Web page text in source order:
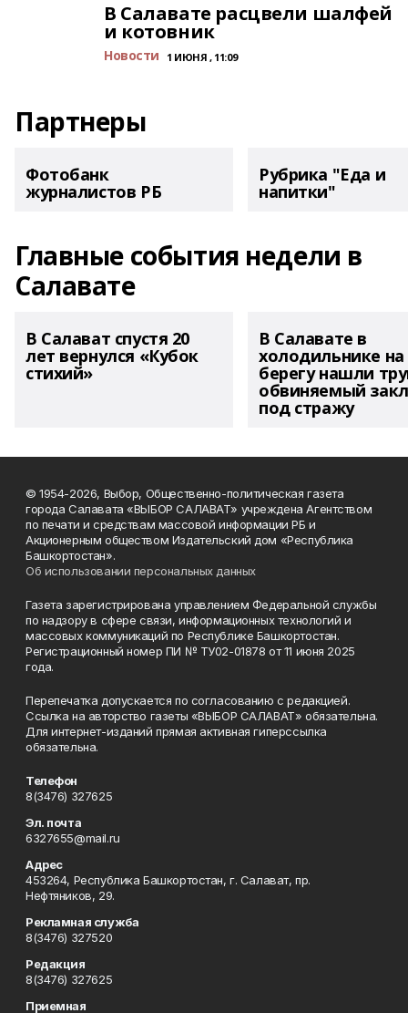
В Салавате расцвели шалфей
и котовник
Новости 1 ИЮНЯ , 11:09
Партнеры
Фотобанк
журналистов РБ
Рубрика "Еда и
напитки"
Главные события недели в
Салавате
В Салават спустя 20
лет вернулся «Кубок
стихий»
В Салавате в
холодильнике на
берегу нашли
обвиняемый
под стражу
© 1954-2026, Выбор, Общественно-политическая газета
города Салавата «ВЫБОР САЛАВАТ» учреждена Агентством
по печати и средствам массовой информации РБ и
Акционерным обществом Издательский дом «Республика
Башкортостан».
Об использовании персональных данных
Газета зарегистрирована управлением Федеральной службы
по надзору в сфере связи, информационных технологий и
массовых коммуникаций по Республике Башкортостан.
Регистрационный номер ПИ № ТУ02-01878 от 11 июня 2025
года.
Перепечатка допускается по согласованию с редакцией.
Ссылка на авторство газеты «ВЫБОР САЛАВАТ» обязательна.
Для интернет-изданий прямая активная гиперссылка
обязательна.
Телефон
8(3476) 327625
Эл. почта
6327655@mail.ru
Адрес
453264, Республика Башкортостан, г. Салават, пр.
Нефтяников, 29.
Рекламная служба
8(3476) 327520
Редакция
8(3476) 327625
Приемная